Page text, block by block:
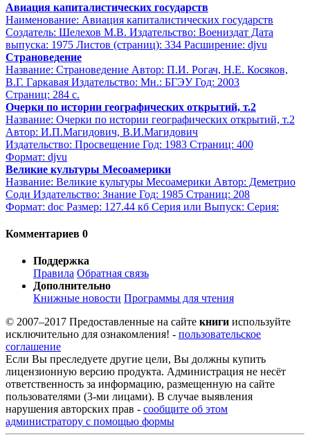
Авиация капиталистических государств
Наименование: Авиация капиталистических государств
Создатель: Шелехов М.В. Издательство: Воениздат Дата
выпуска: 1975 Листов (страниц): 334 Расширение: djvu
Страноведение
Название: Страноведение Автор: П.И. Рогач, Н.Е. Косяков,
В.Г. Гаркавая Издательство: Мн.: БГЭУ Год: 2003
Страниц: 284 с.
Очерки по истории географических открытий, т.2
Название: Очерки по истории географических открытий, т.2
Автор: И.П.Магидович, В.И.Магидович
Издательство: Просвещение Год: 1983 Страниц: 400
Формат: djvu
Великие культуры Месоамерики
Название: Великие культуры Месоамерики Автор: Деметрио
Соди Издательство: Знание Год: 1985 Страниц: 208
Формат: doc Размер: 127.44 кб Серия или Выпуск: Серия:
Комментариев 0
Поддержка
Правила Обратная связь
Дополнительно
Книжные новости Программы для чтения
© 2007–2017 Предоставленные на сайте книги используйте
исключительно для ознакомления! - пользовательское
соглашение
Если Вы преследуете другие цели, Вы должны купить
лицензионную версию продукта. Администрация не несёт
ответственность за информацию, размещенную на сайте
пользователями (3-ми лицами). В случае выявления
нарушения авторских прав - сообщите об этом
администратору с помощью формы